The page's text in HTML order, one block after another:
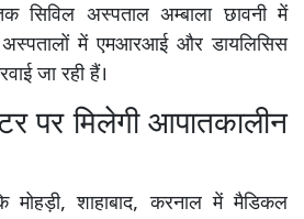
अस्पताल अम्बाला छावनी में
अस्पतालों में एमआरआई और डायलिसिस
जा रही हैं।
पर मिलेगी आपातकालीन
मोहड़ी, शाहाबाद, करनाल में मैडिकल